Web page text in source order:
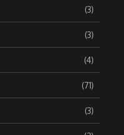
(3)
(3)
(4)
(71)
(3)